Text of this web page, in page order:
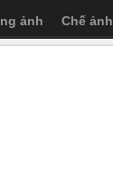
ảnh Chế ảnh